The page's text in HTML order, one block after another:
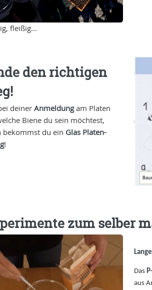
fleißig...
den richtigen
deinerAnmeldungam Platen
Biene du sein möchtest,
bekommst du ein Glas Platen-
!
zum selber
Das
aus